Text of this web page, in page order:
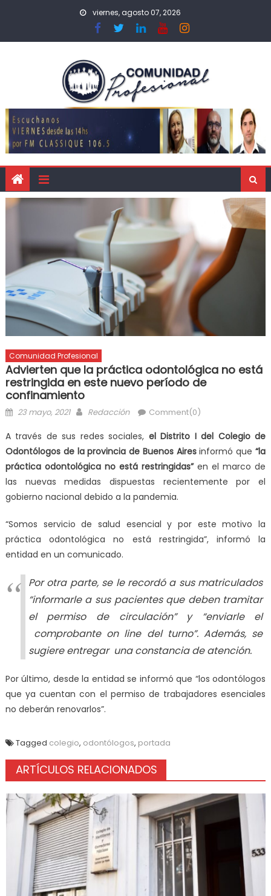
viernes, agosto 07, 2026
Comunidad Profesional
Advierten que la práctica odontológica no está
restringida en este nuevo período de
confinamiento
23 mayo, 2021 Redacción Comment(0)
A través de sus redes sociales, el Distrito I del Colegio de
Odontólogos de la provincia de Buenos Airesinformó que“la
práctica odontológica no está restringidas”en el marco de
las nuevas medidas dispuestas recientemente por el
gobierno nacional debido a la pandemia.
“Somos servicio de salud esencial y por este motivo la
práctica odontológica no está restringida”, informó la
entidad en un comunicado.
Por otra parte, se le recordó a sus matriculados
“informarle a sus pacientes que deben tramitar
el permiso de circulación” y “enviarle el
comprobante on line del turno”. Además, se
sugiere entregar una constancia de atención.
Por último, desde la entidad se informó que “los odontólogos
que ya cuentan con el permiso de trabajadores esenciales
no deberán renovarlos”.
Tagged colegio, odontólogos, portada
ARTÍCULOS RELACIONADOS